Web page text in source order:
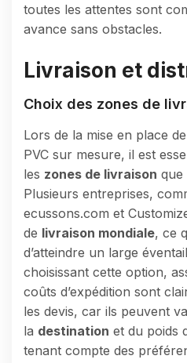
toutes les attentes sont
avance sans obstacles.
Livraison et
Choix des zones de
Lors de la mise en place
PVC sur mesure, il est
les zones de livraison que
Plusieurs entreprises,
ecussons.com et
de livraison mondiale, ce
d’atteindre un large
choisissant cette option,
coûts d’expédition sont
les devis, car ils peuvent
la destination et du poids
tenant compte des